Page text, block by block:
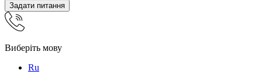
Задати питання
Виберіть мову
Ru